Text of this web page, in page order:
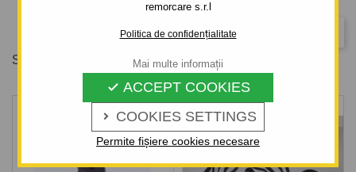
remorcare s.r.l
Politica de confidențialitate
 COOKIES SETTINGS
 ACCEPT COOKIES
Permite fișiere cookies necesare
Mai multe informații
Relevanta
Se afiseaza 1-20 din 36 produs(e)